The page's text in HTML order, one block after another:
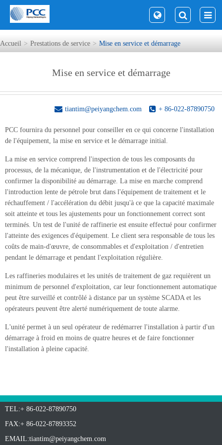
Accueil Prestations de service Mise en service et démarrage
Mise en service et démarrage
+ 86-022-87890750
tiantim@peiyangchem.com
PCC fournira du personnel pour conseiller en ce qui concerne l'installation
de l'équipement, la mise en service et le démarrage initial.
La mise en service comprend l'inspection de tous les composants du
processus, de la mécanique, de l'instrumentation et de l'électricité pour
confirmer la disponibilité au démarrage. La mise en marche comprend
l'introduction lente de pétrole brut dans l'équipement de traitement et le
réchauffement / l'accélération du débit jusqu'à ce que la capacité maximale
soit atteinte et tous les ajustements pour un fonctionnement correct sont
terminés. Un test de l'unité de raffinerie est ensuite effectué pour confirmer
l'atteinte des exigences d'équipement. Le client sera responsable de tous les
coûts de main-d'œuvre, de consommables et d'exploitation / d'entretien
pendant le démarrage et pendant l'exploitation régulière.
Les raffineries modulaires et les unités de traitement de gaz requièrent un
minimum de personnel d'exploitation, car leur fonctionnement automatique
peut être surveillé et contrôlé à distance par un système SCADA et les
opérateurs peuvent être alerté numériquement de toute alarme.
L'unité permet à un seul opérateur de redémarrer l'installation à partir d'un
démarrage à froid en moins de quatre heures et de faire fonctionner
l'installation à pleine capacité.
TEL:+ 86-022-87890750
FAX:+ 86-022-87893352
EMAIL:tiantim@peiyangchem.com